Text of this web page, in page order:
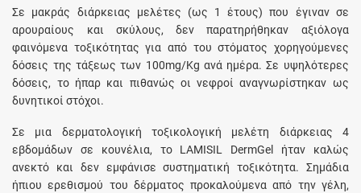
Σε μακράς διάρκειας μελέτες (ως 1 έτους) που έγιναν σε
αρουραίους και σκύλους, δεν παρατηρήθηκαν αξιόλογα
φαινόμενα τοξικότητας για από του στόματος χορηγούμενες
δόσεις της τάξεως των 100mg/Kg ανά ημέρα. Σε υψηλότερες
δόσεις, το ήπαρ και πιθανώς οι νεφροί αναγνωρίστηκαν ως
δυνητικοί στόχοι.
Σε μια δερματολογική τοξικολογική μελέτη διάρκειας 4
εβδομάδων σε κουνέλια, το LAMISIL DermGel ήταν καλώς
ανεκτό και δεν εμφάνισε συστηματική τοξικότητα. Σημάδια
ήπιου ερεθισμού του δέρματος προκαλούμενα από την γέλη,